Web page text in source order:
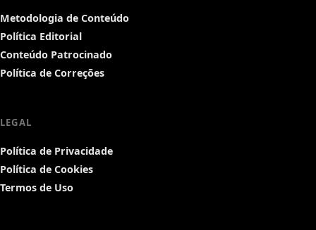
Metodologia de Conteúdo
Política Editorial
Conteúdo Patrocinado
Política de Correções
LEGAL
Política de Privacidade
Política de Cookies
Termos de Uso